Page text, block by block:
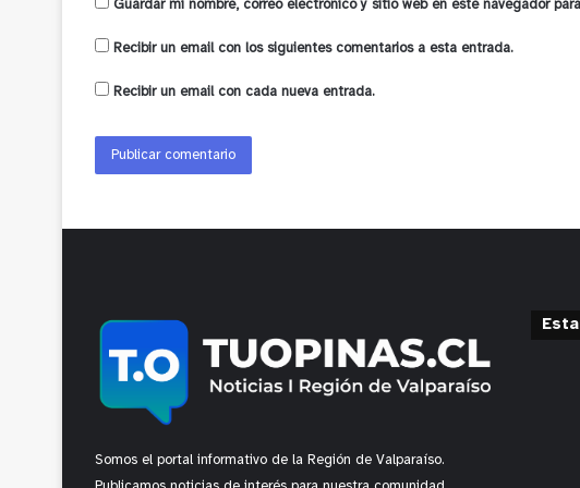
Guardar mi nombre, correo electrónico y sitio web en este navegador
Recibir un email con los siguientes comentarios a esta entrada.
Recibir un email con cada nueva entrada.
Somos el portal informativo de la Región de Valparaíso.